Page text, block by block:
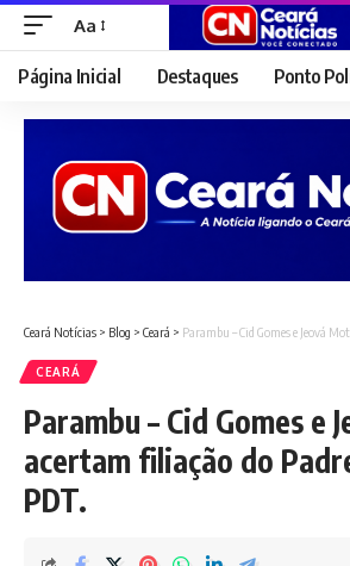
Font
Resizer
Aa
Página Inicial Destaques Ponto
Ceará Notícias > Blog > Ceará > Parambu – Cid Gomes e Jeová Mota
CEARÁ
Parambu – Cid Gomes e
acertam filiação do
PDT.